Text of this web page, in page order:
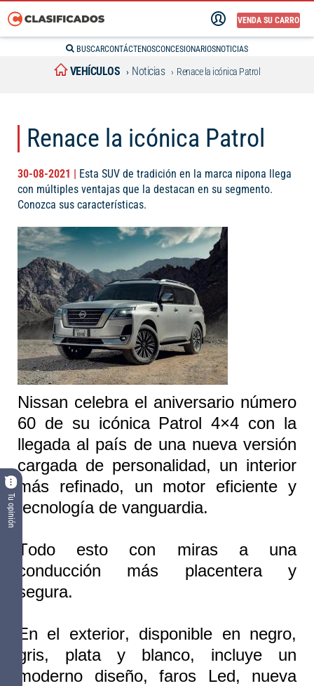
VENDA SU CARRO
BUSCARCONTÁCTENOSCONCESIONARIOSNOTICIAS
VEHÍCULOS Noticias Renace la icónica Patrol
Renace la icónica Patrol
30-08-2021 | Esta SUV de tradición en la marca nipona llega
con múltiples ventajas que la destacan en su segmento.
Conozca sus características.
Nissan celebra el aniversario número
60 de su icónica Patrol 4×4 con la
llegada al país de una nueva versión
cargada de personalidad, un interior
más refinado, un motor eficiente y
tecnología de vanguardia.
Todo esto con miras a una
conducción más placentera y
segura.
En el exterior, disponible en negro,
gris, plata y blanco, incluye un
moderno diseño, faros Led, nueva
Tu opinión